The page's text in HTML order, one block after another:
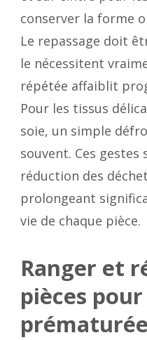
conserver la forme
Le repassage doit
le nécessitent
répétée affaiblit
Pour les tissus
soie, un simple
souvent. Ces
réduction des
prolongeant
vie de chaque pièce.
Ranger et
pièces
prématurée